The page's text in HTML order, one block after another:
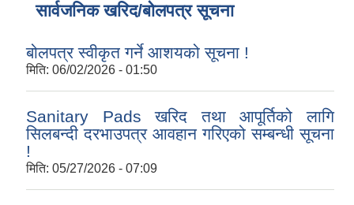
सार्वजनिक खरिद/बोलपत्र सूचना
बोलपत्र स्वीकृत गर्ने आशयको सूचना !
मिति: 06/02/2026 - 01:50
Sanitary Pads खरिद तथा आपूर्तिको लागि
सिलबन्दी दरभाउपत्र आवहान गरिएको सम्बन्धी सूचना
!
मिति: 05/27/2026 - 07:09